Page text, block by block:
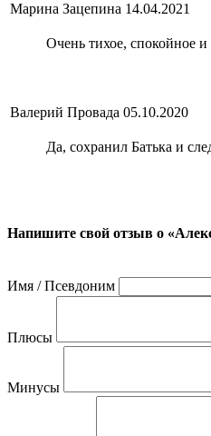
Марина Зацепина 14.04.2021
Очень тихое, спокойное и
Валерий Провада 05.10.2020
Да, сохранил Батька и
Напишите свой отзыв о
Имя / Псевдоним
Плюсы
Минусы